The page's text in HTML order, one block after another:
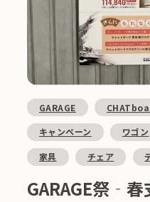
GARAGE
キャンペーン ワゴン
家具 チェア
GARAGE祭‐